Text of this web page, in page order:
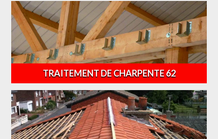
TRAITEMENT DE CHARPENTE 62